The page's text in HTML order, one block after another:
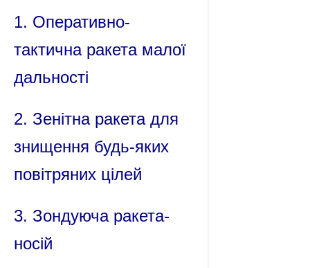
1. Оперативно-
тактична ракета малої
дальності
2. Зенітна ракета для
знищення будь-яких
повітряних цілей
3. Зондуюча ракета-
носій